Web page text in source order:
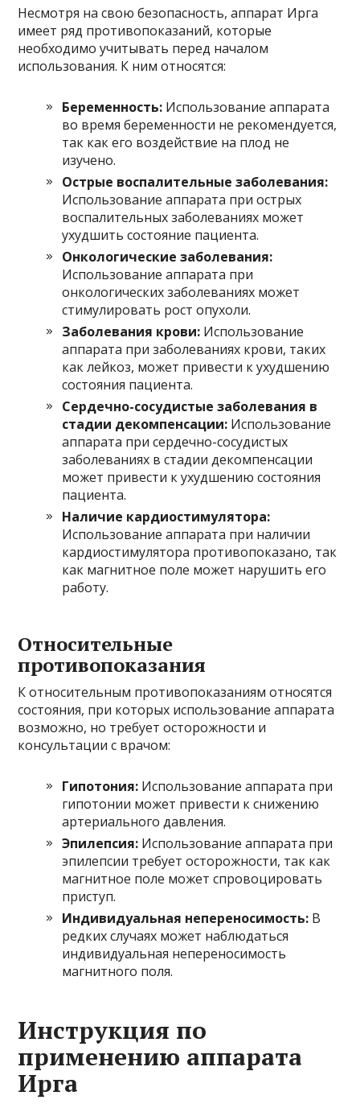
Несмотря на свою безопасность, аппарат Ирга
имеет ряд противопоказаний, которые
необходимо учитывать перед началом
использования. К ним относятся:
Беременность: Использование аппарата
во время беременности не рекомендуется,
так как его воздействие на плод не
изучено.
Острые воспалительные заболевания:
Использование аппарата при острых
воспалительных заболеваниях может
ухудшить состояние пациента.
Онкологические заболевания:
Использование аппарата при
онкологических заболеваниях может
стимулировать рост опухоли.
Заболевания крови: Использование
аппарата при заболеваниях крови, таких
как лейкоз, может привести к ухудшению
состояния пациента.
Сердечно-сосудистые заболевания в
стадии декомпенсации: Использование
аппарата при сердечно-сосудистых
заболеваниях в стадии декомпенсации
может привести к ухудшению состояния
пациента.
Наличие кардиостимулятора:
Использование аппарата при наличии
кардиостимулятора противопоказано, так
как магнитное поле может нарушить его
работу.
Относительные
противопоказания
К относительным противопоказаниям относятся
состояния, при которых использование аппарата
возможно, но требует осторожности и
консультации с врачом:
Гипотония: Использование аппарата при
гипотонии может привести к снижению
артериального давления.
Эпилепсия: Использование аппарата при
эпилепсии требует осторожности, так как
магнитное поле может спровоцировать
приступ.
Индивидуальная непереносимость: В
редких случаях может наблюдаться
индивидуальная непереносимость
магнитного поля.
Инструкция по
применению аппарата
Ирга